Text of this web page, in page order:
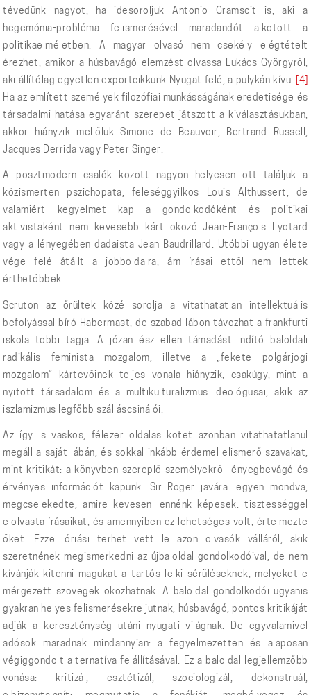
tévedünk nagyot, ha idesoroljuk Antonio Gramscit is, aki a
hegemónia-probléma felismerésével maradandót alkotott a
politikaelméletben. A magyar olvasó nem csekély elégtételt
érezhet, amikor a húsbavágó elemzést olvassa Lukács Györgyről,
aki állítólag egyetlen exportcikkünk Nyugat felé, a pulykán kívül. [4]
Ha az említett személyek filozófiai munkásságának eredetisége és
társadalmi hatása egyaránt szerepet játszott a kiválasztásukban,
akkor hiányzik mellőlük Simone de Beauvoir, Bertrand Russell,
Jacques Derrida vagy Peter Singer.
A posztmodern csalók között nagyon helyesen ott találjuk a
közismerten pszichopata, feleséggyilkos Louis Althussert, de
valamiért kegyelmet kap a gondolkodóként és politikai
aktivistaként nem kevesebb kárt okozó Jean-François Lyotard
vagy a lényegében dadaista Jean Baudrillard. Utóbbi ugyan élete
vége felé átállt a jobboldalra, ám írásai ettől nem lettek
érthetőbbek.
Scruton az őrültek közé sorolja a vitathatatlan intellektuális
befolyással bíró Habermast, de szabad lábon távozhat a frankfurti
iskola többi tagja. A józan ész ellen támadást indító baloldali
radikális feminista mozgalom, illetve a „fekete polgárjogi
mozgalom” kártevőinek teljes vonala hiányzik, csakúgy, mint a
nyitott társadalom és a multikulturalizmus ideológusai, akik az
iszlamizmus legfőbb szálláscsinálói.
Az így is vaskos, félezer oldalas kötet azonban vitathatatlanul
megáll a saját lábán, és sokkal inkább érdemel elismerő szavakat,
mint kritikát: a könyvben szereplő személyekről lényegbevágó és
érvényes információt kapunk. Sir Roger javára legyen mondva,
megcselekedte, amire kevesen lennénk képesek: tisztességgel
elolvasta írásaikat, és amennyiben ez lehetséges volt, értelmezte
őket. Ezzel óriási terhet vett le azon olvasók válláról, akik
szeretnének megismerkedni az újbaloldal gondolkodóival, de nem
kívánják kitenni magukat a tartós lelki sérüléseknek, melyeket e
mérgezett szövegek okozhatnak. A baloldal gondolkodói ugyanis
gyakran helyes felismerésekre jutnak, húsbavágó, pontos kritikáját
adják a kereszténység utáni nyugati világnak. De egyvalamivel
adósok maradnak mindannyian: a fegyelmezetten és alaposan
végiggondolt alternatíva felállításával. Ez a baloldal legjellemzőbb
vonása: kritizál, esztétizál, szociologizál, dekonstruál,